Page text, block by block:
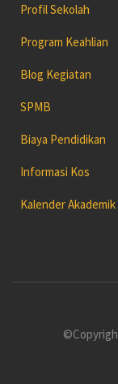
Profil Sekolah
Program Keahlian
Blog Kegiatan
SPMB
Biaya Pendidikan
Informasi Kos
Kalender Akademik